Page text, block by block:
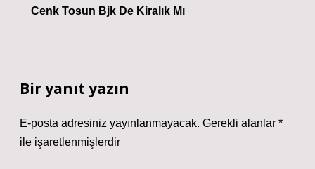
Cenk Tosun Bjk De Kiralık Mı
Bir yanıt yazın
E-posta adresiniz yayınlanmayacak. Gerekli alanlar *
ile işaretlenmişlerdir